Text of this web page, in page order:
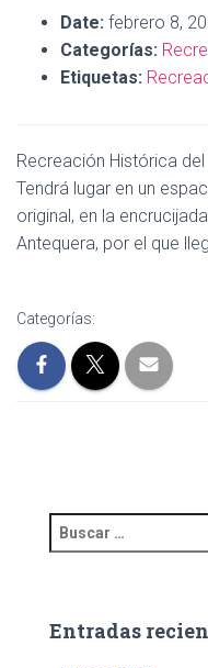
Date: febrero 8,
Categorías:
Etiquetas:
Recreación Histórica
Tendrá lugar en un
original, en la
Antequera, por el que
Categorías:
Entradas